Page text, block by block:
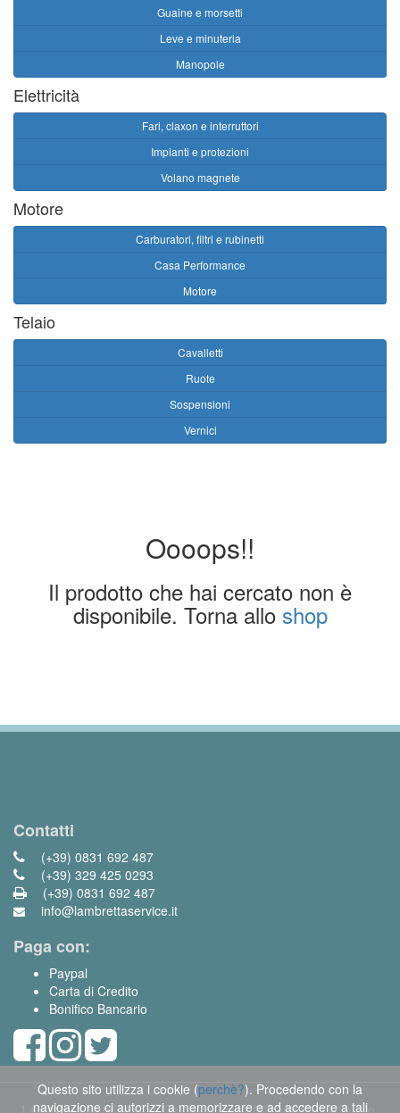
Guaine e morsetti
Leve e minuteria
Manopole
Elettricità
Fari, claxon e interruttori
Impianti e protezioni
Volano magnete
Motore
Carburatori, filtri e rubinetti
Casa Performance
Motore
Telaio
Cavalletti
Ruote
Sospensioni
Vernici
Oooops!!
Il prodotto che hai cercato non è
disponibile. Torna allo shop
Contatti
(+39) 0831 692 487
(+39) 329 425 0293
(+39) 0831 692 487
info@lambrettaservice.it
Paga con:
Paypal
Carta di Credito
Bonifico Bancario
Lambretta Service di Dell'Anna Anna Rita Via S. D'Acquisto,
Questo sito utilizza i cookie (perchè?). Procedendo con la
navigazione ci autorizzi a memorizzare e ad accedere a tali